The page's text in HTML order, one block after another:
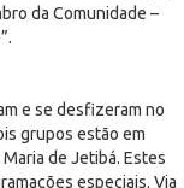
da Comunidade –
e se desfizeram no
grupos estão em
de Jetibá. Estes
especiais. Via